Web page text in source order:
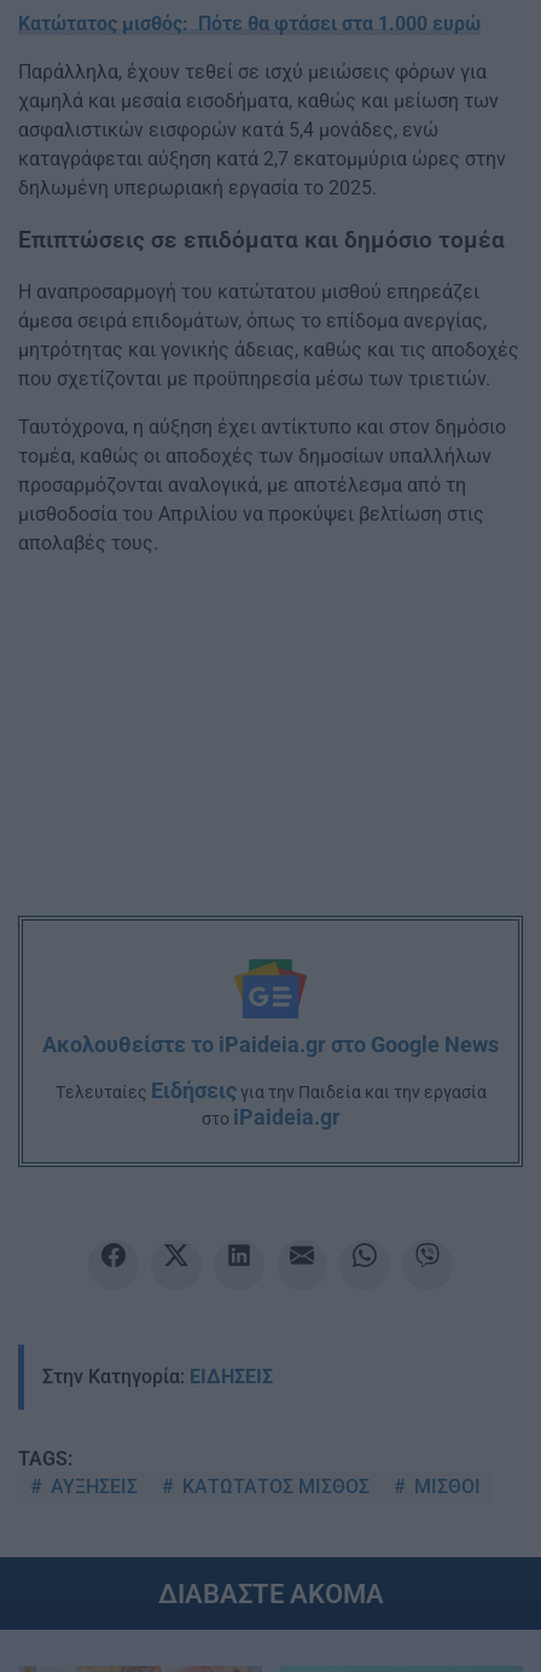
Κατώτατος μισθός: Πότε θα φτάσει στα 1.000 ευρώ
Παράλληλα, έχουν τεθεί σε ισχύ μειώσεις φόρων για
χαμηλά και μεσαία εισοδήματα, καθώς και μείωση των
ασφαλιστικών εισφορών κατά 5,4 μονάδες, ενώ
καταγράφεται αύξηση κατά 2,7 εκατομμύρια ώρες στην
δηλωμένη υπερωριακή εργασία το 2025.
Επιπτώσεις σε επιδόματα και δημόσιο τομέα
Η αναπροσαρμογή του κατώτατου μισθού επηρεάζει
άμεσα σειρά επιδομάτων, όπως το επίδομα ανεργίας,
μητρότητας και γονικής άδειας, καθώς και τις αποδοχές
που σχετίζονται με προϋπηρεσία μέσω των τριετιών.
Ταυτόχρονα, η αύξηση έχει αντίκτυπο και στον δημόσιο
τομέα, καθώς οι αποδοχές των δημοσίων υπαλλήλων
προσαρμόζονται αναλογικά, με αποτέλεσμα από τη
μισθοδοσία του Απριλίου να προκύψει βελτίωση στις
απολαβές τους.
Ακολουθείστε το iPaideia.gr στο Google News
Tελευταίες Ειδήσειςγια την Παιδεία και την εργασία
στο iPaideia.gr
Στην Κατηγορία: ΕΙΔΗΣΕΙΣ
TAGS:
ΑΥΞΗΣΕΙΣ
ΚΑΤΩΤΑΤΟΣ ΜΙΣΘΟΣ ΜΙΣΘΟΙ
ΔΙΑΒΑΣΤΕ ΑΚΟΜΑ